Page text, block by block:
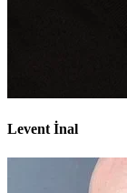
Levent İnal